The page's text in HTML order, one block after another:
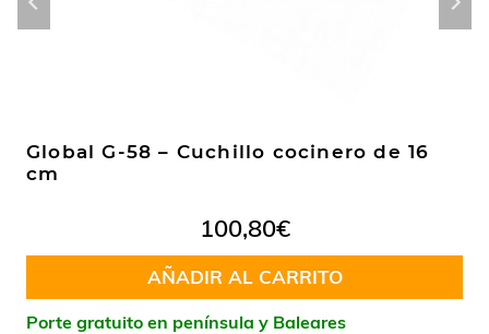
Global G-58 – Cuchillo cocinero de 16
cm
100,80€
AÑADIR AL CARRITO
Porte gratuito en península y Baleares